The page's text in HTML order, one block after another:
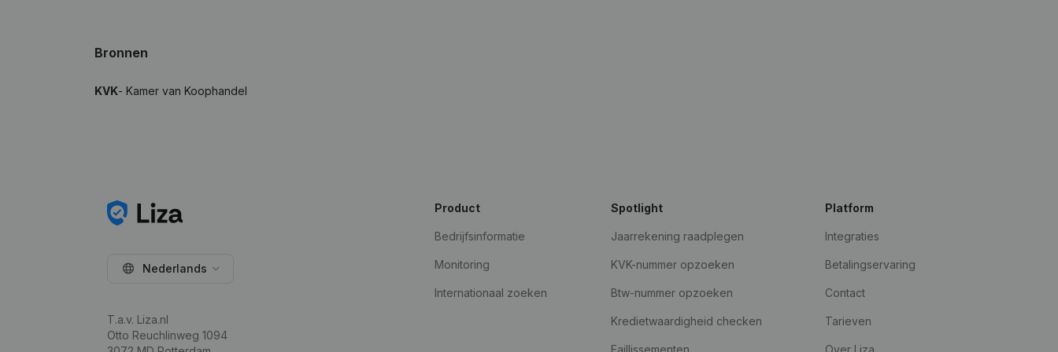
Bronnen
KVK- Kamer van Koophandel
Nederlands
T.a.v. Liza.nl
Otto Reuchlinweg 1094
Product
Bedrijfsinformatie
Monitoring
Internationaal zoeken
Spotlight
Jaarrekening raadplegen
KVK-nummer opzoeken
Btw-nummer opzoeken
Kredietwaardigheid checken
Faillissementen
Platform
Integraties
Betalingservaring
Contact
Tarieven
Over Liza